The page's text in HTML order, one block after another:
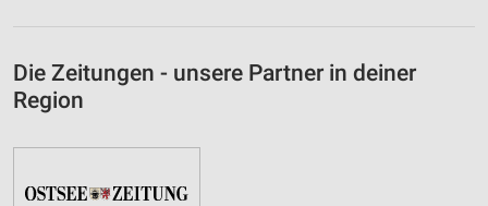
Die Zeitungen - unsere Partner in deiner
Region